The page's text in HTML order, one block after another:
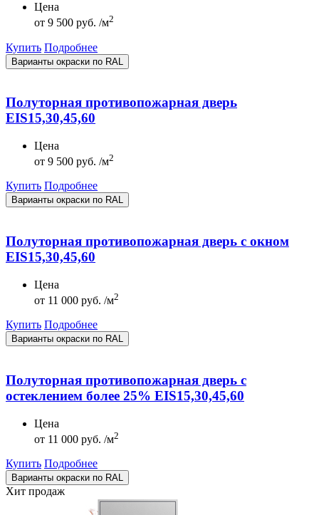
Цена
от 9 500 руб. /м2
Купить Подробнее
Варианты окраски по RAL
Полуторная противопожарная дверь
EIS15,30,45,60
Цена
от 9 500 руб. /м2
Купить Подробнее
Варианты окраски по RAL
Полуторная противопожарная дверь с окном
EIS15,30,45,60
Цена
от 11 000 руб. /м2
Купить Подробнее
Варианты окраски по RAL
Полуторная противопожарная дверь с
остеклением более 25% EIS15,30,45,60
Цена
от 11 000 руб. /м2
Купить Подробнее
Варианты окраски по RAL
Хит продаж